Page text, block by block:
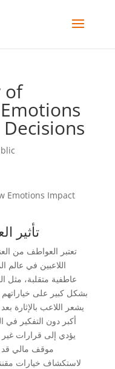
of
Emotions Impact
تأثير
تعتبر العواطف من
اللاعبين في عالم
عاطفية متقلبة، مثل
بشكل كبير على خياراتهم
يشعر اللاعب بالإثارة
أكبر دون التفكير في
يؤدي إلى قرارات
موقف مالي قد